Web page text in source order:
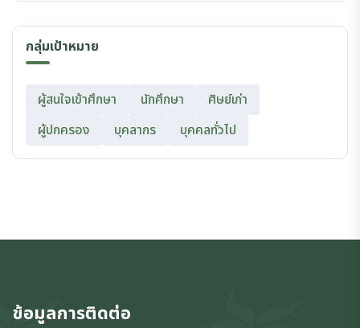
กลุ่มเป้าหมาย
ผู้สนใจเข้าศึกษา นักศึกษา
ศิษย์เก่า
ผู้ปกครอง
บุคลากร บุคคลทั่วไป
ข้อมูลการติดต่อ